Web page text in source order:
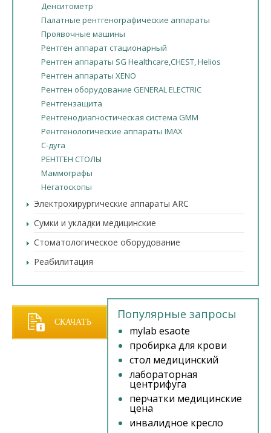
Денситометр
Палатные рентгенографические аппараты
Проявочные машины
Рентген аппарат стационарный
Рентген аппараты SG Healthcare,CHEST, Helios
Рентген аппараты XENO
Рентген оборудование GENERAL ELECTRIC
Рентгензащита
Рентгенодиагностическая система GMM
Рентгенологические аппараты IMAX
С-дуга
РЕНТГЕН СТОЛЫ
Маммографы
Негатоскопы
Электрохирургические аппараты ARC
Сумки и укладки медицинские
Стоматологическое оборудование
Реабилитация
СКАЧАТЬ
Популярные запросы
mylab esaote
пробирка для крови
стол медицинский
лабораторная
центрифуга
перчатки медицинские
цена
инвалидное кресло